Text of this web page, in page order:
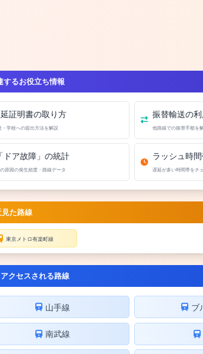
するお役立ち情報
証明書の取り方
・学校への提出方法を解説
振替輸送の
他路線での振替手順を
ドア故障」の統計
原因の発生頻度・路線データ
ラッシュ時
遅延が多い時間帯をチ
た路線
東京メトロ有楽町線
クセスされる路線
山手線 ブ
南武線